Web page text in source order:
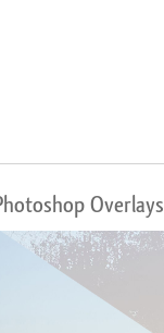
Overlays